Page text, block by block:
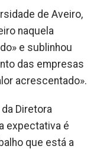
de Aveiro,
naquela
e sublinhou
das empresas
acrescentado».
Diretora
expectativa é
que está a